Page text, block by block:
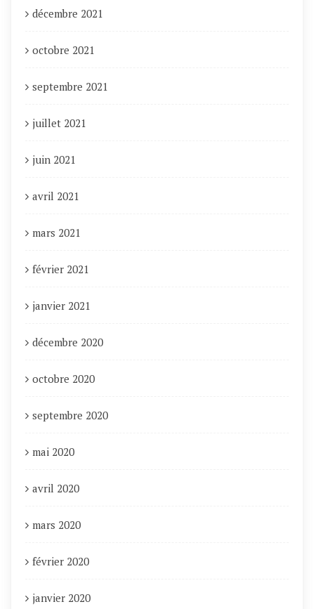
décembre 2021
octobre 2021
septembre 2021
juillet 2021
juin 2021
avril 2021
mars 2021
février 2021
janvier 2021
décembre 2020
octobre 2020
septembre 2020
mai 2020
avril 2020
mars 2020
février 2020
janvier 2020